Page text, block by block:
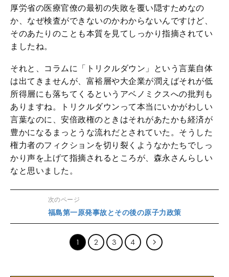
厚労省の医療官僚の最初の失敗を覆い隠すためなの
か、なぜ検査ができないのかわからないんですけど、
そのあたりのことも本質を見てしっかり指摘されてい
ましたね。
それと、コラムに「トリクルダウン」という言葉自体
は出てきませんが、富裕層や大企業が潤えばそれが低
所得層にも落ちてくるというアベノミクスへの批判も
ありますね。トリクルダウンって本当にいかがわしい
言葉なのに、安倍政権のときはそれがあたかも経済が
豊かになるまっとうな流れだとされていた。そうした
権力者のフィクションを切り裂くようなかたちでしっ
かり声を上げて指摘されるところが、森永さんらしい
なと思いました。
次のページ
福島第一原発事故とその後の原子力政策
1 2 3 4